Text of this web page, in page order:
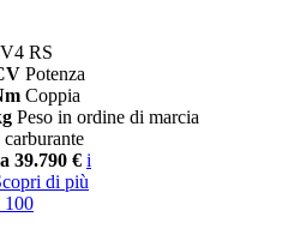
RS
Potenza
Coppia
Peso in ordine di marcia
carburante
39.790 € i
di più
100